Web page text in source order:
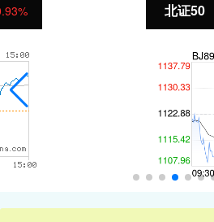
1134.24